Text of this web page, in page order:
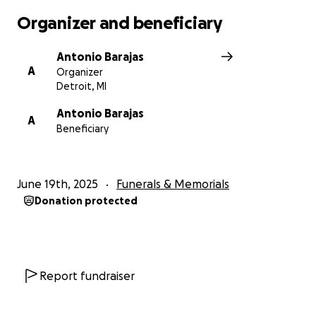
Organizer and beneficiary
A
Antonio Barajas
Organizer
Detroit, MI
A
Antonio Barajas
Beneficiary
June 19th, 2025 Funerals & Memorials
Donation protected
Report fundraiser